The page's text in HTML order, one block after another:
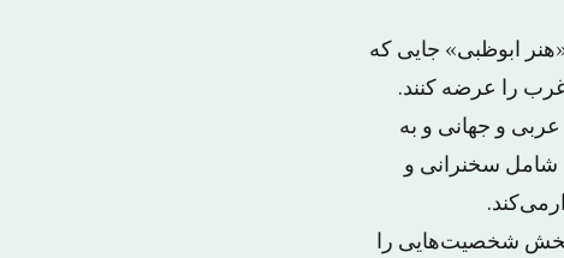
ابوظبی» جایی که
غرب را عرضه کنند.
و جهانی و به
شامل سخنرانی و
بخش شخصیت‌هایی را